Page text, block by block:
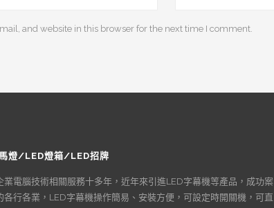
and website in this browser for the next time I comment.
燈/LED燈箱/LED招牌
業電腦技術相關服務十多年，近年來引進LED字幕機等產品，成功案
各行各業，LED字幕機操作簡易、安裝方便，可設定時開關機，可直